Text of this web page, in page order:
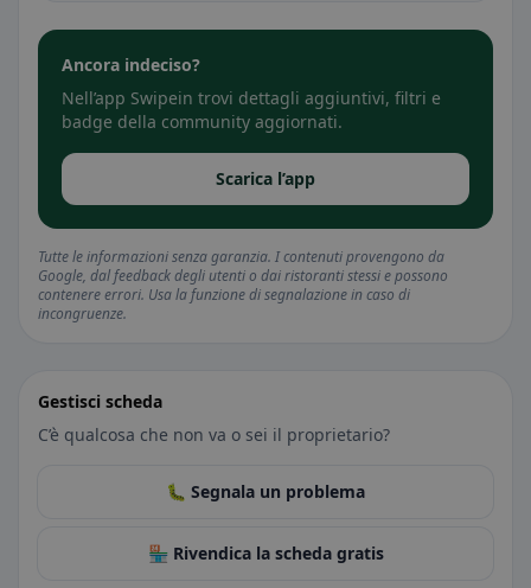
Ancora indeciso?
Nell’app Swipein trovi dettagli aggiuntivi, filtri e
badge della community aggiornati.
Scarica l’app
Tutte le informazioni senza garanzia. I contenuti provengono da
Google, dal feedback degli utenti o dai ristoranti stessi e possono
contenere errori. Usa la funzione di segnalazione in caso di
incongruenze.
Gestisci scheda
C’è qualcosa che non va o sei il proprietario?
🐛 Segnala un problema
🏪 Rivendica la scheda gratis